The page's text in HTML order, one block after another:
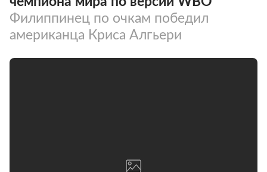
Филиппинец по очкам победил
американца Криса Алгьери